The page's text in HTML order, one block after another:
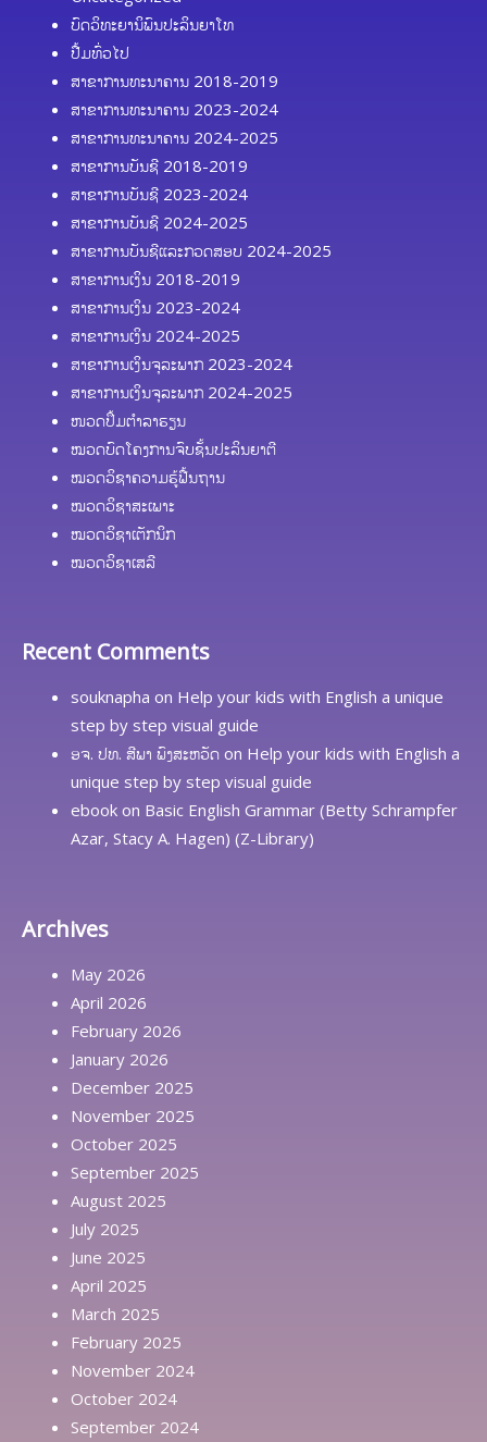
ບົດວິທະຍານິພົນປະລິນຍາໂທ
ປື້ມທົ່ວໄປ
ສາຂາການທະນາຄານ 2018-2019
ສາຂາການທະນາຄານ 2023-2024
ສາຂາການທະນາຄານ 2024-2025
ສາຂາການບັນຊີ 2018-2019
ສາຂາການບັນຊີ 2023-2024
ສາຂາການບັນຊີ 2024-2025
ສາຂາການບັນຊີແລະກວດສອບ 2024-2025
ສາຂາການເງິນ 2018-2019
ສາຂາການເງິນ 2023-2024
ສາຂາການເງິນ 2024-2025
ສາຂາການເງິນຈຸລະພາກ 2023-2024
ສາຂາການເງິນຈຸລະພາກ 2024-2025
ໜວດປຶ້ມຕຳລາຮຽນ
ໝວດບົດໂຄງການຈົບຊັ້ນປະລິນຍາຕີ
ໝວດວິຊາຄວາມຮູ້ຟື້ນຖານ
ໝວດວິຊາສະເພາະ
ໝວດວິຊາເຕັກນິກ
ໝວດວິຊາເສລີ
Recent Comments
souknapha on Help your kids with English a unique
step by step visual guide
ອຈ. ປທ. ສີພາ ພົງສະຫວັດ on Help your kids with English a
unique step by step visual guide
ebook on Basic English Grammar (Betty Schrampfer
Azar, Stacy A. Hagen) (Z-Library)
Archives
May 2026
April 2026
February 2026
January 2026
December 2025
November 2025
October 2025
September 2025
August 2025
July 2025
June 2025
April 2025
March 2025
February 2025
November 2024
October 2024
September 2024